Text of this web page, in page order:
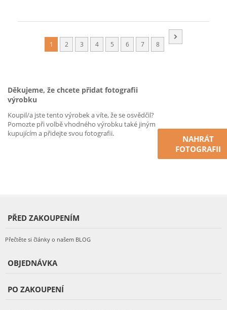
1 2 3 4 5 6 7 8
Děkujeme, že chcete přidat fotografii
výrobku
Koupil/a jste tento výrobek a víte, že se osvědčil?
Pomozte při volbě vhodného výrobku také jiným
kupujícím a přidejte svou fotografii.
NAHRÁT
FOTOGRAFII
PŘED ZAKOUPENÍM
Přečtěte si články o našem BLOG
OBJEDNÁVKA
PO ZAKOUPENÍ